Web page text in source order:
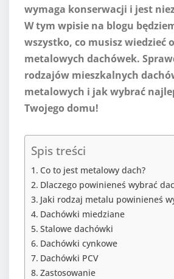
wymaga konserwacji i jest
W tym wpisie na blogu
wszystko, co musisz wiedzieć
metalowych dachówek.
rodzajów mieszkalnych
metalowych i jak wybrać
Twojego domu!
Spis treści
Co to jest metalowy dach?
Dlaczego powinieneś wybrać
Jaki rodzaj metalu powinieneś
Dachówki miedziane
Stalowe dachówki
Dachówki cynkowe
Dachówki PCV
Zastosowanie